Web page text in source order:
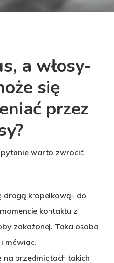
a włosy-
się
przez
warto zwrócić
drogą kropelkową- do
kontaktu z
zakażonej. Taka osoba
mówiąc.
na przedmiotach takich